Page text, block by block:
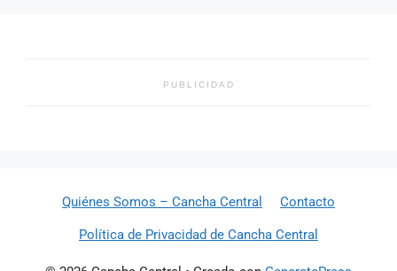
PUBLICIDAD
Quiénes Somos – Cancha Central Contacto
Política de Privacidad de Cancha Central